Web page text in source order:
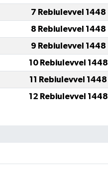
7 Rebiulevvel 1448
8 Rebiulevvel 1448
9 Rebiulevvel 1448
10 Rebiulevvel 1448
11 Rebiulevvel 1448
12 Rebiulevvel 1448